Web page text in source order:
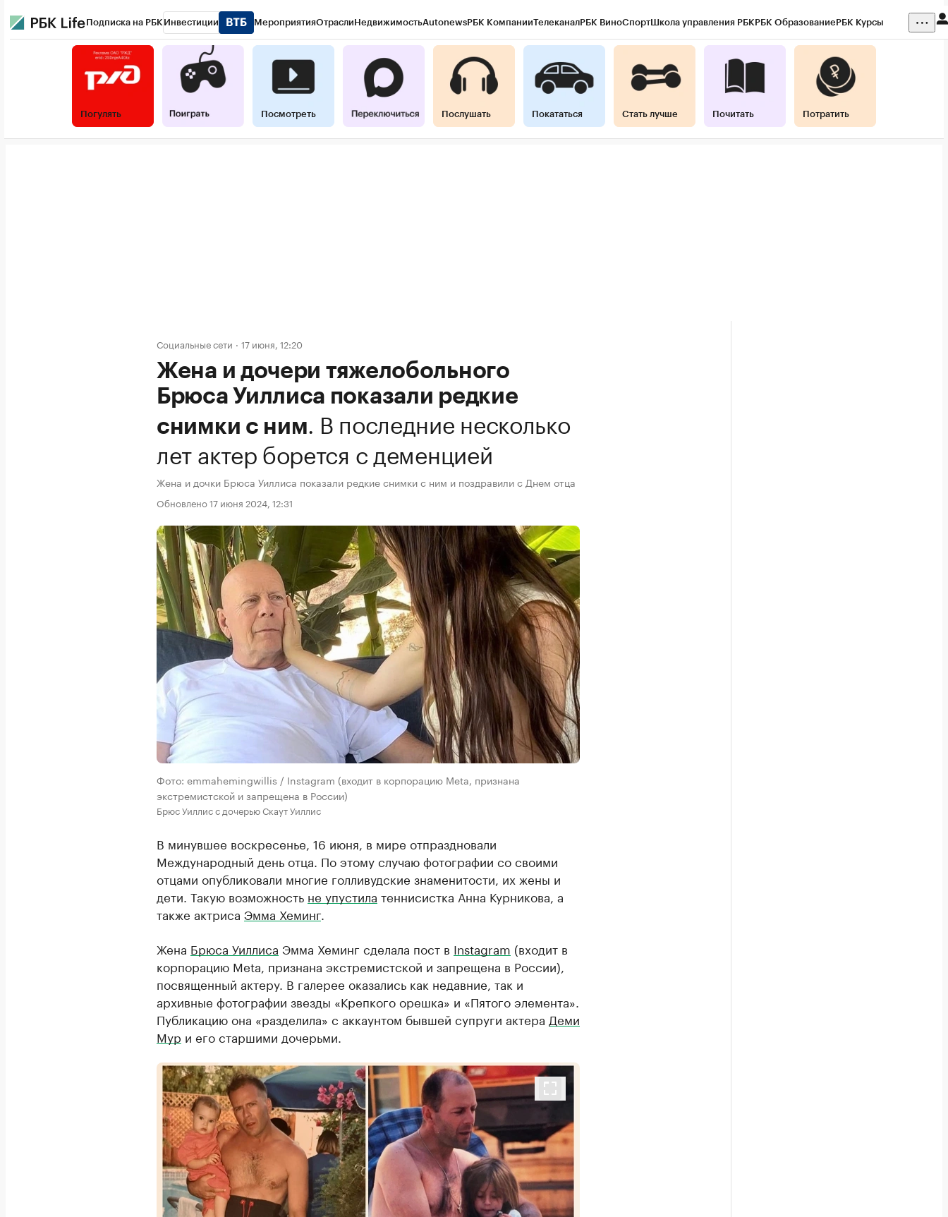
Подписка на РБК Инвестиции МероприятияОтраслиНедвижимостьAutonewsРБК КомпанииТелеканалРБК ВиноСпортШкола управления РБКРБК ОбразованиеРБК Курсы
РБК LifeТренды ВизионерыНациональные проекты Крипто РБК Бизнес-среда Спецпроекты СПб
Конференции СПб Спецпроекты Проверка контрагентов ПолитикаЭкономика Бизнес Технологии и медиаФинансы Рынок наличной валюты
Погулять Посмотреть Послушать Покататься Стать лучше Почитать Потратить
Социальные сети 17 июня, 12:20
Жена и дочери тяжелобольного
Брюса Уиллиса показали редкие
снимки с ним. В последние несколько
лет актер борется с деменцией
Жена и дочки Брюса Уиллиса показали редкие снимки с ним и поздравили с Днем отца
Обновлено 17 июня 2024, 12:31
Фото: emmahemingwillis / Instagram (входит в корпорацию Meta, признана
экстремистской и запрещена в России)
Брюс Уиллис с дочерью Скаут Уиллис
В минувшее воскресенье, 16 июня, в мире отпраздновали
Международный день отца. По этому случаю фотографии со своими
отцами опубликовали многие голливудские знаменитости, их жены и
дети. Такую возможность не упустила теннисистка Анна Курникова, а
также актриса Эмма Хеминг
Жена Брюса Уиллиса Эмма Хеминг сделала пост в Instagram (входит в
корпорацию Meta, признана экстремистской и запрещена в России),
посвященный актеру. В галерее оказались как недавние, так и
архивные фотографии звезды «Крепкого орешка» и «Пятого элемента».
Публикацию она «разделила» с аккаунтом бывшей супруги актера Деми
Мур и его старшими дочерьми.